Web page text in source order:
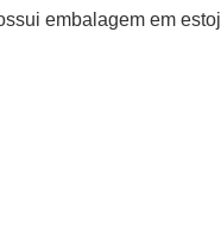
embalagem em